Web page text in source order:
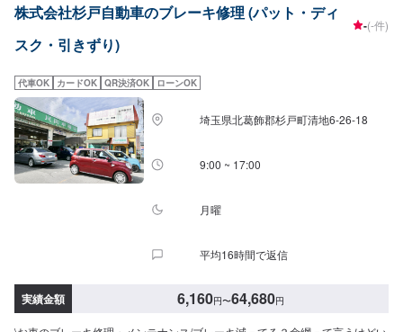
株式会社杉戸自動車のブレーキ修理 (パット・ディ
スク・引きずり)
-(-件)
代車OK カードOK QR決済OK ローンOK
埼玉県北葛飾郡杉戸町清地6-26-18
9:00 ~ 17:00
月曜
平均16時間で返信
実績金額 6,160円〜64,680円